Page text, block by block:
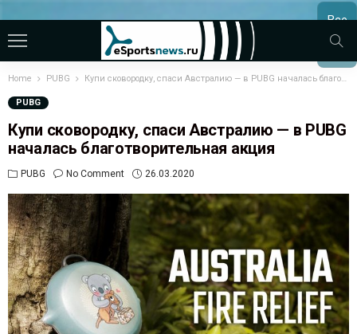
Все
МАТЧИ
Home PUBG Купи сковородку, спаси Австралию — в PUBG началась благотворительная акция
PUBG
Купи сковородку, спаси Австралию — в PUBG
началась благотворительная акция
PUBG No Comment 26.03.2020